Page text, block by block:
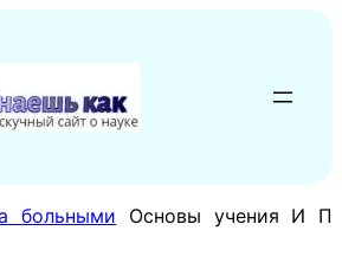
больными
Основы учения И П